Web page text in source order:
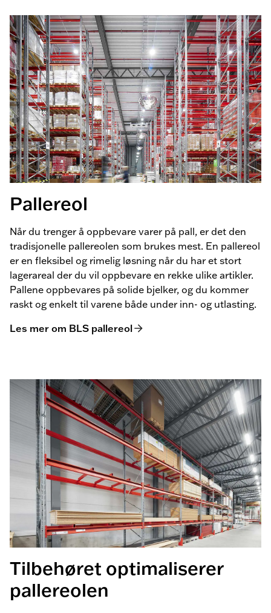
Pallereol
Når du trenger å oppbevare varer på pall, er det den
tradisjonelle pallereolen som brukes mest. En pallereol
er en fleksibel og rimelig løsning når du har et stort
lagerareal der du vil oppbevare en rekke ulike artikler.
Pallene oppbevares på solide bjelker, og du kommer
raskt og enkelt til varene både under inn- og utlasting.
Les mer om BLS pallereol
Tilbehøret optimaliserer
pallereolen